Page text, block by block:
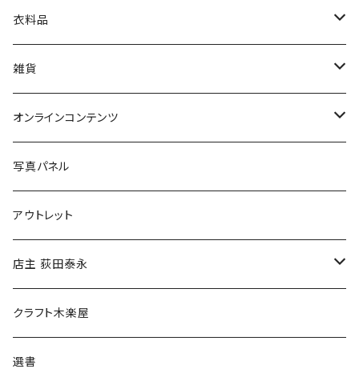
娯楽・エンターテインメント
古書セット
美術
衣料品
POLEWARDS
Tシャツ
雑貨
バッグ
ブックカバー
マグカップ
傘
食料品
その他
オンラインコンテンツ
冒険クロストーク
写真パネル
アウトレット
店主 荻田泰永
書籍
ウェア
クラフト木楽屋
選書